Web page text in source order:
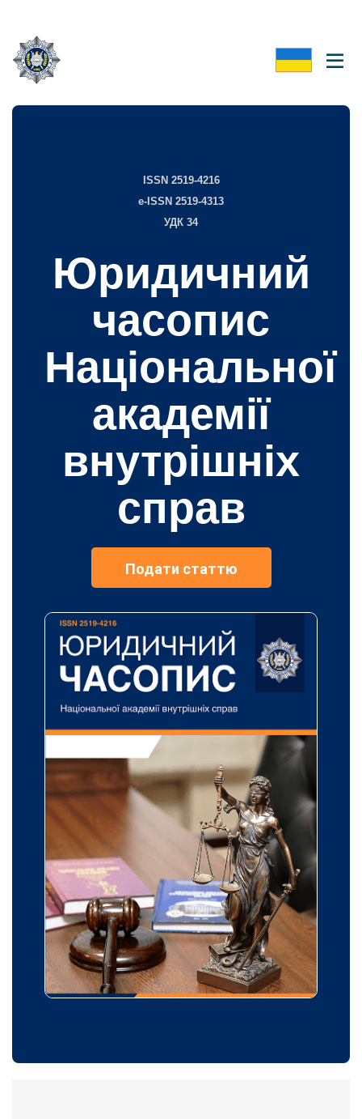
ISSN 2519-4216
e-ISSN 2519-4313
УДК 34
Юридичний
часопис
Національної
академії
внутрішніх
справ
Подати статтю